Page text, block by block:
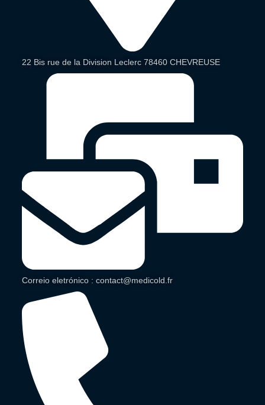
22 Bis rue de la Division Leclerc 78460 CHEVREUSE
Correio eletrónico : contact@medicold.fr